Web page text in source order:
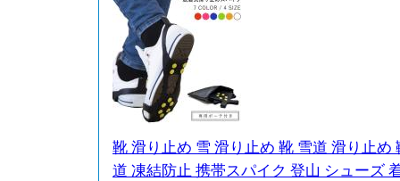
靴 滑り止め 雪 滑り止め 靴 雪道 滑り止め
道 凍結防止 携帯スパイク 登山 シューズ